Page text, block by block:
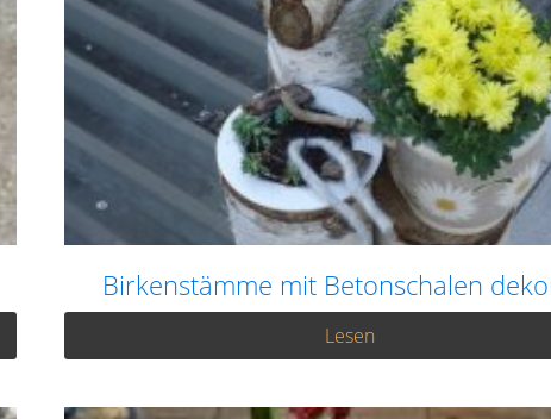
Birkenstämme mit Betonschalen
Lesen